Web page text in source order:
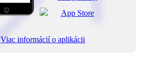
Viac informácií o aplikácii